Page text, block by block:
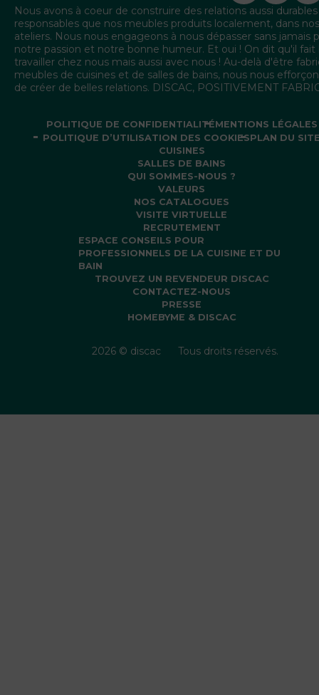
Nous avons à coeur de construire des relations aussi
responsables que nos meubles produits localement, dans nos
ateliers. Nous nous engageons à nous dépasser sans jamais
notre passion et notre bonne humeur. Et oui ! On dit qu'il fait
travailler chez nous mais aussi avec nous ! Au-delà d'être
meubles de cuisines et de salles de bains, nous nous
de créer de belles relations. DISCAC, POSITIVEMENT
POLITIQUE DE CONFIDENTIALITÉMENTIONS LÉGALES
POLITIQUE D’UTILISATION DES COOKIESPLAN DU
CUISINES
SALLES DE BAINS
QUI SOMMES-NOUS ?
VALEURS
NOS CATALOGUES
VISITE VIRTUELLE
RECRUTEMENT
ESPACE CONSEILS POUR
PROFESSIONNELS DE LA CUISINE ET DU
BAIN
TROUVEZ UN REVENDEUR DISCAC
CONTACTEZ-NOUS
PRESSE
HOMEBYME & DISCAC
2026 © discac Tous droits réservés.